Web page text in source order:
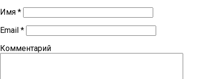
Имя *
Email *
Комментарий